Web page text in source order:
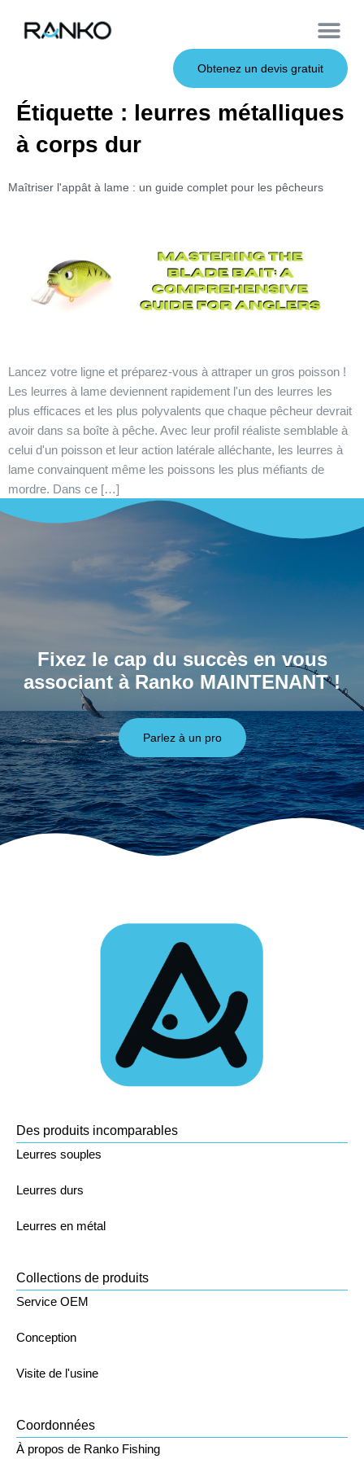
Obtenez un devis gratuit
Étiquette : leurres métalliques
à corps dur
Maîtriser l'appât à lame : un guide complet pour les pêcheurs
Lancez votre ligne et préparez-vous à attraper un gros poisson !
Les leurres à lame deviennent rapidement l'un des leurres les
plus efficaces et les plus polyvalents que chaque pêcheur devrait
avoir dans sa boîte à pêche. Avec leur profil réaliste semblable à
celui d'un poisson et leur action latérale alléchante, les leurres à
lame convainquent même les poissons les plus méfiants de
mordre. Dans ce […]
Fixez le cap du succès en vous
associant à Ranko MAINTENANT !
Parlez à un pro
Des produits incomparables
Leurres souples
Leurres durs
Leurres en métal
Collections de produits
Service OEM
Conception
Visite de l'usine
Coordonnées
À propos de Ranko Fishing